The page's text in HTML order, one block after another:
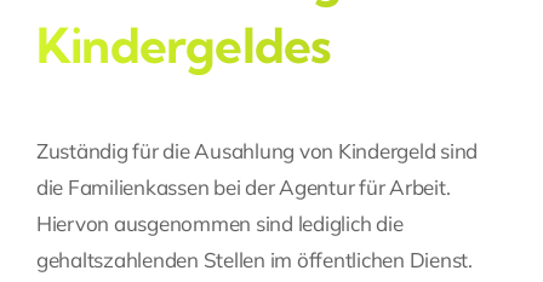
Kindergeldes
Zuständig für die Ausahlung von Kindergeld sind
die Familienkassen bei der Agentur für Arbeit.
Hiervon ausgenommen sind lediglich die
gehaltszahlenden Stellen im öffentlichen Dienst.